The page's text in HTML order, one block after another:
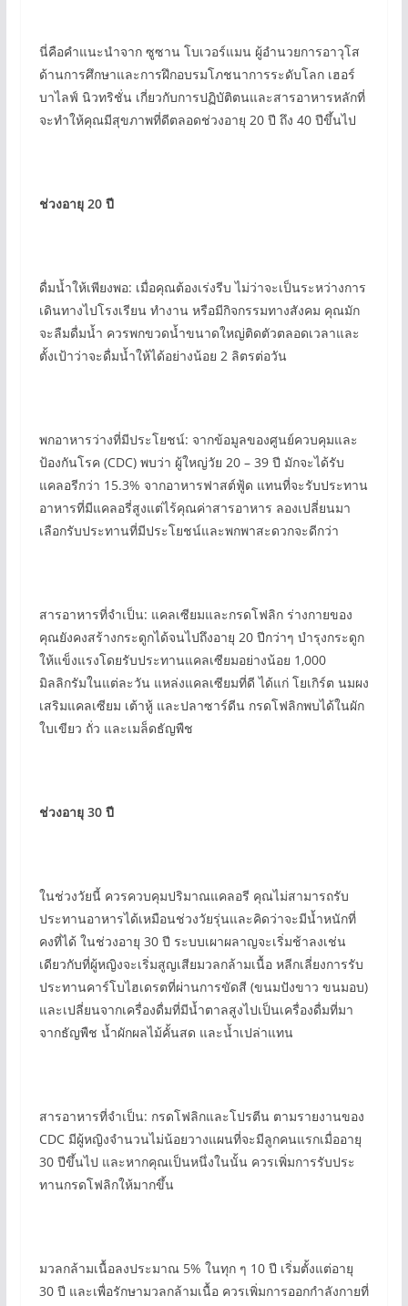
นี่คือคำแนะนำจาก ซูซาน โบเวอร์แมน ผู้อำนวยการอาวุโส
ด้านการศึกษาและการฝึกอบรมโภชนาการระดับโลก เฮอร์
บาไลฟ์ นิวทริชั่น เกี่ยวกับการปฏิบัติตนและสารอาหารหลักที่
จะทำให้คุณมีสุขภาพที่ดีตลอดช่วงอายุ 20 ปี ถึง 40 ปีขึ้นไป
ช่วงอายุ 20 ปี
ดื่มน้ำให้เพียงพอ: เมื่อคุณต้องเร่งรีบ ไม่ว่าจะเป็นระหว่างการ
เดินทางไปโรงเรียน ทำงาน หรือมีกิจกรรมทางสังคม คุณมัก
จะลืมดื่มน้ำ ควรพกขวดน้ำขนาดใหญ่ติดตัวตลอดเวลาและ
ตั้งเป้าว่าจะดื่มน้ำให้ได้อย่างน้อย 2 ลิตรต่อวัน
พกอาหารว่างที่มีประโยชน์: จากข้อมูลของศูนย์ควบคุมและ
ป้องกันโรค (CDC) พบว่า ผู้ใหญ่วัย 20 – 39 ปี มักจะได้รับ
แคลอรีกว่า 15.3% จากอาหารฟาสต์ฟู้ด แทนที่จะรับประทาน
อาหารที่มีแคลอรี่สูงแต่ไร้คุณค่าสารอาหาร ลองเปลี่ยนมา
เลือกรับประทานที่มีประโยชน์และพกพาสะดวกจะดีกว่า
สารอาหารที่จำเป็น: แคลเซียมและกรดโฟลิก ร่างกายของ
คุณยังคงสร้างกระดูกได้จนไปถึงอายุ 20 ปีกว่าๆ บำรุงกระดูก
ให้แข็งแรงโดยรับประทานแคลเซียมอย่างน้อย 1,000
มิลลิกรัมในแต่ละวัน แหล่งแคลเซียมที่ดี ได้แก่ โยเกิร์ต นมผง
เสริมแคลเซียม เต้าหู้ และปลาซาร์ดีน กรดโฟลิกพบได้ในผัก
ใบเขียว ถั่ว และเมล็ดธัญพืช
ช่วงอายุ 30 ปี
ในช่วงวัยนี้ ควรควบคุมปริมาณแคลอรี คุณไม่สามารถรับ
ประทานอาหารได้เหมือนช่วงวัยรุ่นและคิดว่าจะมีน้ำหนักที่
คงที่ได้ ในช่วงอายุ 30 ปี ระบบเผาผลาญจะเริ่มช้าลงเช่น
เดียวกับที่ผู้หญิงจะเริ่มสูญเสียมวลกล้ามเนื้อ หลีกเลี่ยงการรับ
ประทานคาร์โบไฮเดรตที่ผ่านการขัดสี (ขนมปังขาว ขนมอบ)
และเปลี่ยนจากเครื่องดื่มที่มีน้ำตาลสูงไปเป็นเครื่องดื่มที่มา
จากธัญพืช น้ำผักผลไม้คั้นสด และน้ำเปล่าแทน
สารอาหารที่จำเป็น: กรดโฟลิกและโปรตีน ตามรายงานของ
CDC มีผู้หญิงจำนวนไม่น้อยวางแผนที่จะมีลูกคนแรกเมื่ออายุ
30 ปีขึ้นไป และหากคุณเป็นหนึ่งในนั้น ควรเพิ่มการรับประ
ทานกรดโฟลิกให้มากขึ้น
มวลกล้ามเนื้อลงประมาณ 5% ในทุก ๆ 10 ปี เริ่มตั้งแต่อายุ
30 ปี และเพื่อรักษามวลกล้ามเนื้อ ควรเพิ่มการออกกำลังกายที่